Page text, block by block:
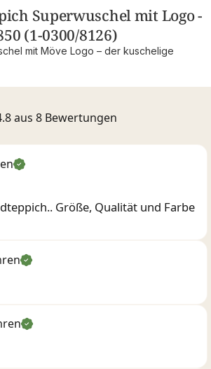
Superwuschel mit Logo -
(1-0300/8126)
mit Möve Logo – der kuschelige
aus 8 Bewertungen
Größe, Qualität und Farbe